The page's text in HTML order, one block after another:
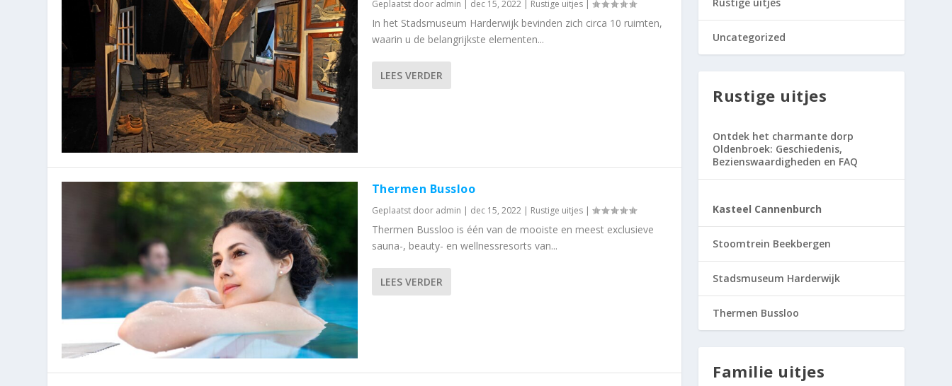
Geplaatst door admin | dec 15, 2022| Rustige uitjes|
In het Stadsmuseum Harderwijk bevinden zich circa 10 ruimten,
waarin u de belangrijkste elementen...
LEES VERDER
Thermen Bussloo
Geplaatst door admin | dec 15, 2022| Rustige uitjes|
Thermen Bussloo is één van de mooiste en meest exclusieve
sauna-, beauty- en wellnessresorts van...
LEES VERDER
Uncategorized
Rustige uitjes
Ontdek het charmante dorp
Oldenbroek: Geschiedenis,
Bezienswaardigheden en FAQ
Kasteel Cannenburch
Stoomtrein Beekbergen
Stadsmuseum Harderwijk
Thermen Bussloo
Familie uitjes